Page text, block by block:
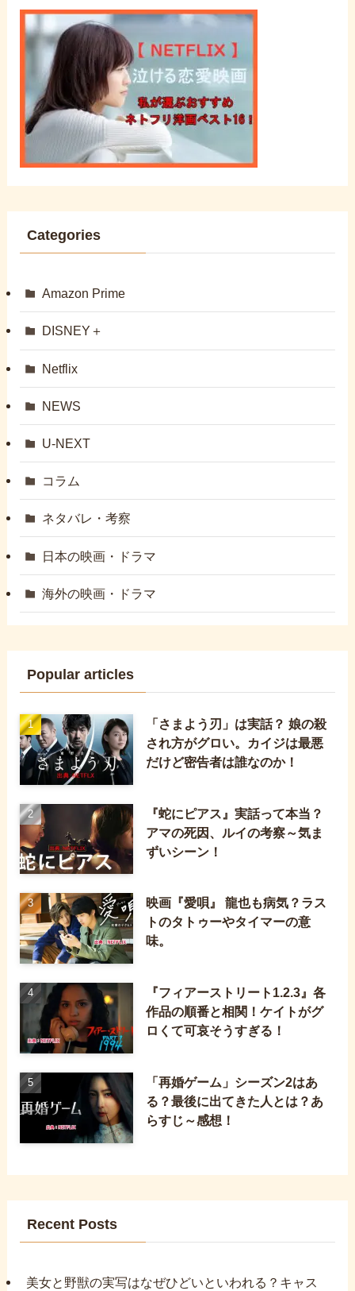
Categories
Amazon Prime
DISNEY＋
Netflix
NEWS
U-NEXT
コラム
ネタバレ・考察
日本の映画・ドラマ
海外の映画・ドラマ
Popular articles
「さまよう刃」は実話？ 娘の殺
され方がグロい。カイジは最悪
だけど密告者は誰なのか！
『蛇にピアス』実話って本当？
アマの死因、ルイの考察～気ま
ずいシーン！
映画『愛唄』 龍也も病気？ラス
トのタトゥーやタイマーの意
味。
『フィアーストリート1.2.3』各
作品の順番と相関！ケイトがグ
ロくて可哀そうすぎる！
「再婚ゲーム」シーズン2はあ
る？最後に出てきた人とは？あ
らすじ～感想！
Recent Posts
美女と野獣の実写はなぜひどいといわれる？キャス